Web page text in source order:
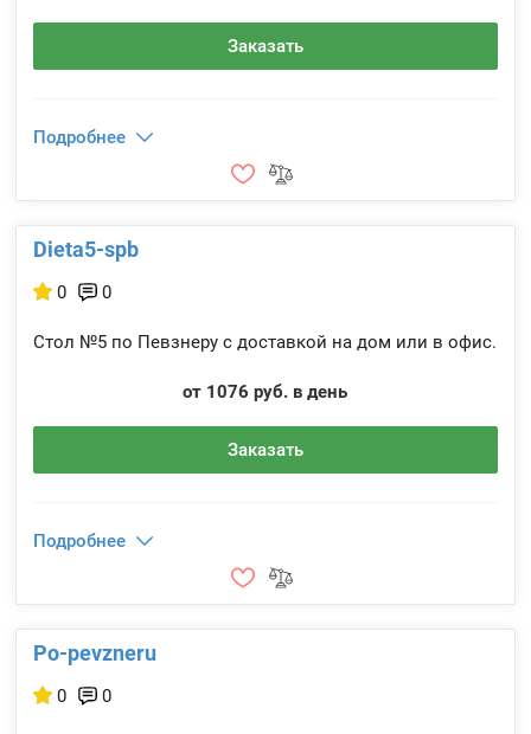
Заказать
Подробнее
Dieta5-spb
0 0
Стол №5 по Певзнеру с доставкой на дом или в офис.
от 1076 руб. в день
Заказать
Подробнее
Po-pevzneru
0 0